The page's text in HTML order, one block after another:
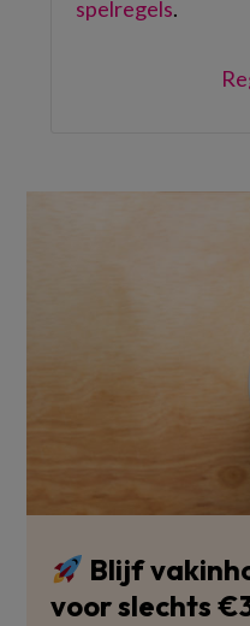
spelregels.
Blijf
voor slechts